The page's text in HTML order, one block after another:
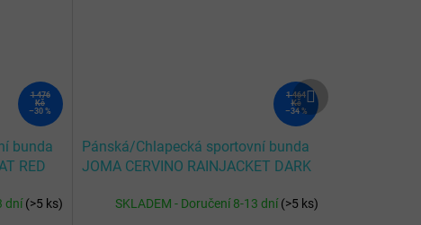
1 476
Kč
–30 %
bunda
RED
dní(>5 ks)
1 464
Kč
–34 %
Pánská/Chlapecká sportovní bunda
JOMA CERVINO RAINJACKET DARK
SKLADEM - Doručení 8-13 dní(>5 ks)
produkt